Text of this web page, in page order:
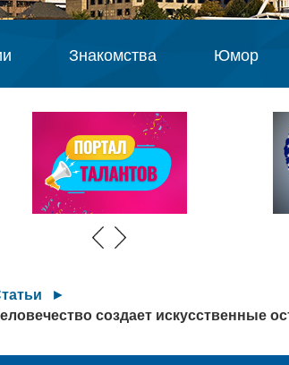
Знакомства Юмор
►
создает искусственные